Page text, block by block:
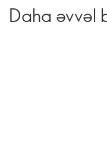
Daha əvvəl